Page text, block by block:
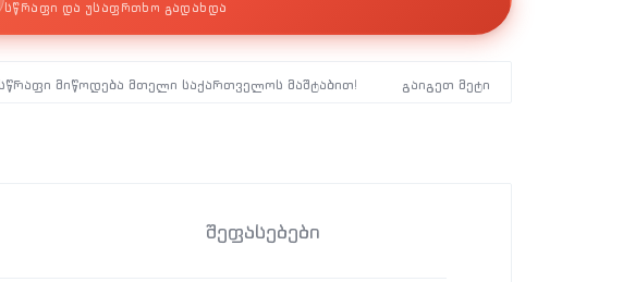
სწრაფი და უსაფრთხო გადახდა
სწრაფი მიწოდება მთელი საქართველოს მაშტაბით! გაიგეთ მეტი
შეფასებები